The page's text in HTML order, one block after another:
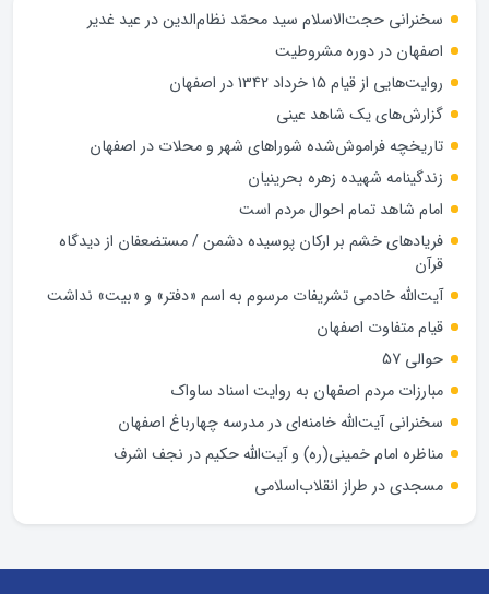
سخنرانی حجت‌الاسلام سید محمّد نظام‌الدین در عید غدیر
اصفهان در دوره مشروطیت
روایت‌هایی از قیام 15 خرداد 1342 در اصفهان
گزارش‌های یک شاهد عینی
تاریخچه فراموش‌شده شوراهای شهر و محلات در اصفهان
زندگینامه شهيده زهره بحرينيان
امام شاهد تمام احوال مردم است
فریادهای خشم بر ارکان پوسیده دشمن / مستضعفان از دیدگاه
قرآن
آیت‌الله خادمی تشریفات مرسوم به اسم «دفتر» و «بیت» نداشت
قیام متفاوت اصفهان
حوالی 57
مبارزات مردم اصفهان به روایت اسناد ساواک
سخنرانی آیت‌الله خامنه‌ای در مدرسه چهارباغ اصفهان
مناظره امام خمینی(ره) و آیت‌الله حکیم در نجف اشرف
مسجدی در طراز انقلاب‌اسلامی